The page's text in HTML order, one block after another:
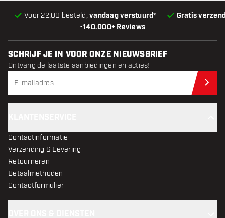
•140.000+ Reviews
Voor 22:00 besteld,vandaag verstuurd* Gratis
SCHRIJF JE IN VOOR ONZE NIEUWSBRIEF
Ontvang de laatste aanbiedingen en acties!
Contactinformatie
Verzending & Levering
Retourneren
Betaalmethoden
Contactformulier